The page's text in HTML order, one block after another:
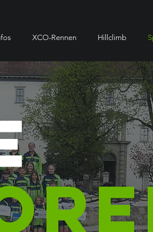
XCO-Rennen Hillclimb